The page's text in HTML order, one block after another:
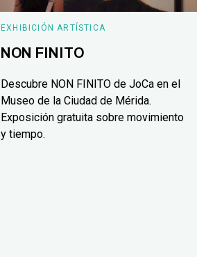
EXHIBICIÓN ARTÍSTICA
NON FINITO
Descubre NON FINITO de JoCa en el
Museo de la Ciudad de Mérida.
Exposición gratuita sobre movimiento
y tiempo.